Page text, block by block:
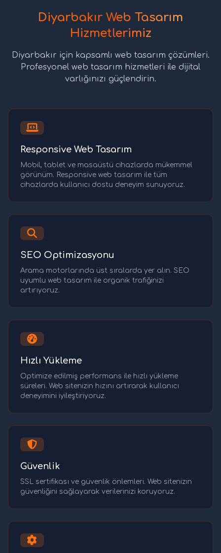
Diyarbakır Web Tasarım
Hizmetlerimiz
Diyarbakır için kapsamlı web tasarım çözümleri.
Profesyonel web tasarım hizmetleri ile dijital
varlığınızı güçlendirin.
Responsive Web Tasarım
Mobil, tablet ve masaüstü cihazlarda mükemmel
görünüm. Responsive web tasarım ile tüm
cihazlarda kullanıcı dostu deneyim sunuyoruz.
SEO Optimizasyonu
Arama motorlarında üst sıralarda yer alın. SEO
uyumlu web tasarım ile organik trafiğinizi
artırıyoruz.
Hızlı Yükleme
Optimize edilmiş performans ile hızlı yükleme
süreleri. Web sitenizin hızını artırarak kullanıcı
deneyimini iyileştiriyoruz.
Güvenlik
SSL sertifikası ve güvenlik önlemleri. Web sitenizin
güvenliğini sağlayarak verilerinizi koruyoruz.